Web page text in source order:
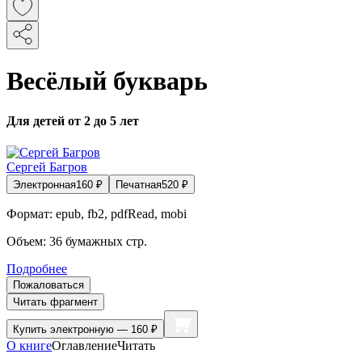
Весёлый букварь
Для детей от 2 до 5 лет
Сергей Багров
Электронная160 ₽ Печатная520 ₽
Формат: epub, fb2, pdfRead, mobi
Объем: 36 бумажных стр.
Подробнее
Пожаловаться
Читать фрагмент
Купить электронную — 160 ₽
О книгеОглавлениеЧитать